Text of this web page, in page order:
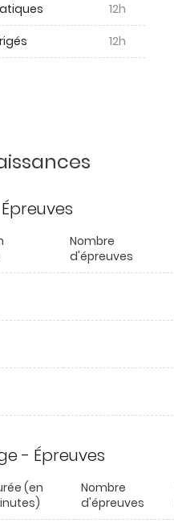
12h
12h
Nombre
d'épreuves
- Épreuves
(en
Nombre
d'épreuves